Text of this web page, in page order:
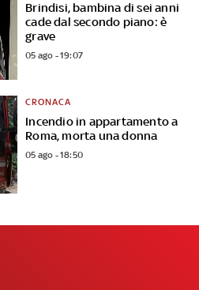
Brindisi, bambina di sei anni
cade dal secondo piano: è
grave
05 ago - 19:07
Incendio in appartamento a
Roma, morta una donna
CRONACA
05 ago - 18:50